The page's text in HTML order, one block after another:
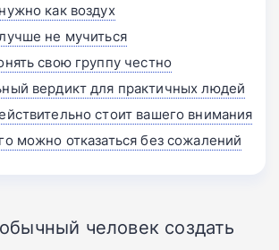
как воздух
не мучиться
свою группу честно
вердикт для практичных людей
стоит вашего внимания
можно отказаться без сожалений
человек создать